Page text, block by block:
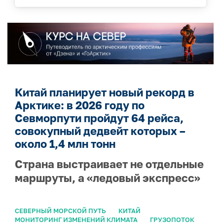
Китай планирует новый рекорд в
Арктике: в 2026 году по
Севморпути пройдут 64 рейса,
совокупный дедвейт которых –
около 1,4 млн тонн
Страна выстраивает не отдельные
маршруты, а «ледовый экспресс»
СЕВЕРНЫЙ МОРСКОЙ ПУТЬ
КИТАЙ
МОНИТОРИНГ ИЗМЕНЕНИЙ КЛИМАТА
ГРУЗОПОТОК